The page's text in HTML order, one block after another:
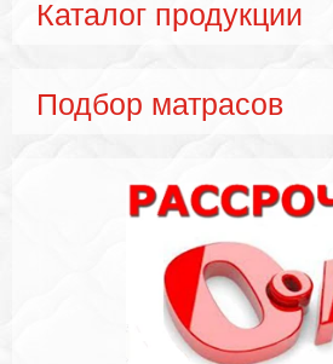
Каталог продукции
Подбор матрасов